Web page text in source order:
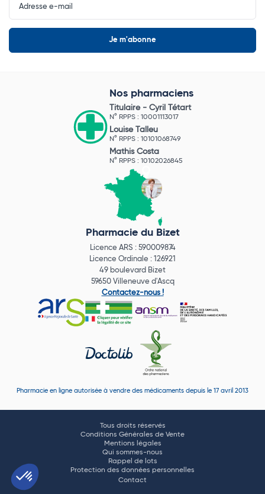
Newsletter
Nos pharmaciens
Titulaire - Cyril Tétart
N° RPPS : 10001113017
Louise Talleu
N° RPPS : 10101068749
Mathis Costa
N° RPPS : 10102026845
Pharmacie du Bizet
Licence ARS : 590009874
Licence Ordinale : 126921
49 boulevard Bizet
59650 Villeneuve d'Ascq
Contactez-nous !
Pharmacie en ligne autorisée à vendre des médicaments depuis le 17 avril 2013
Tous droits réservés
Conditions Générales de Vente
Mentions légales
Qui sommes-nous
Rappel de lots
Protection des données personnelles
Contact